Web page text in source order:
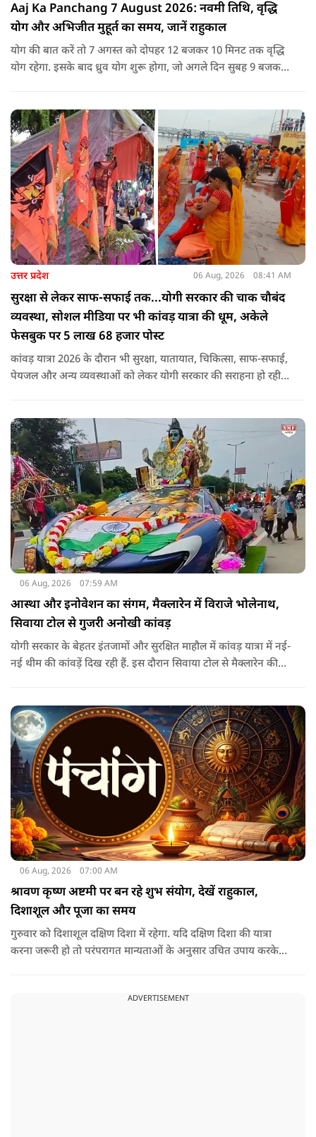
Aaj Ka Panchang 7 August 2026: नवमी तिथि, वृद्धि
योग और अभिजीत मुहूर्त का समय, जानें राहुकाल
योग की बात करें तो 7 अगस्त को दोपहर 12 बजकर 10 मिनट तक वृद्धि
योग रहेगा. इसके बाद ध्रुव योग शुरू होगा, जो अगले दिन सुबह 9 बजकर
उत्तर प्रदेश 06 Aug, 2026 08:41 AM
सुरक्षा से लेकर साफ-सफाई तक...योगी सरकार की चाक चौबंद
व्यवस्था, सोशल मीडिया पर भी कांवड़ यात्रा की धूम, अकेले
फेसबुक पर 5 लाख 68 हजार पोस्ट
कांवड़ यात्रा 2026 के दौरान भी सुरक्षा, यातायात, चिकित्सा, साफ-सफाई,
पेयजल और अन्य व्यवस्थाओं को लेकर योगी सरकार की सराहना हो रही
06 Aug, 2026 07:59 AM
आस्था और इनोवेशन का संगम, मैक्लारेन में विराजे भोलेनाथ,
सिवाया टोल से गुजरी अनोखी कांवड़
योगी सरकार के बेहतर इंतजामों और सुरक्षित माहौल में कांवड़ यात्रा में नई-
नई थीम की कांवड़ें दिख रही हैं. इस दौरान सिवाया टोल से मैक्लारेन की
06 Aug, 2026 07:00 AM
श्रावण कृष्ण अष्टमी पर बन रहे शुभ संयोग, देखें राहुकाल,
दिशाशूल और पूजा का समय
गुरुवार को दिशाशूल दक्षिण दिशा में रहेगा. यदि दक्षिण दिशा की यात्रा
करना जरूरी हो तो परंपरागत मान्यताओं के अनुसार उचित उपाय करके
ADVERTISEMENT